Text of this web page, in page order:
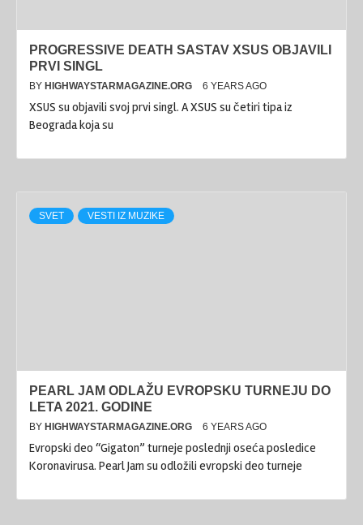
PROGRESSIVE DEATH SASTAV XSUS OBJAVILI
PRVI SINGL
BY HIGHWAYSTARMAGAZINE.ORG 6 YEARS AGO
XSUS su objavili svoj prvi singl. A XSUS su četiri tipa iz
Beograda koja su
SVET VESTI IZ MUZIKE
PEARL JAM ODLAŽU EVROPSKU TURNEJU DO
LETA 2021. GODINE
BY HIGHWAYSTARMAGAZINE.ORG 6 YEARS AGO
Evropski deo “Gigaton” turneje poslednji oseća posledice
Koronavirusa. Pearl Jam su odložili evropski deo turneje